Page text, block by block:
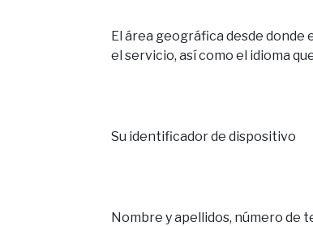
El área geográfica desde donde
el servicio, así como el idioma
Su identificador de dispositivo
Nombre y apellidos, número de